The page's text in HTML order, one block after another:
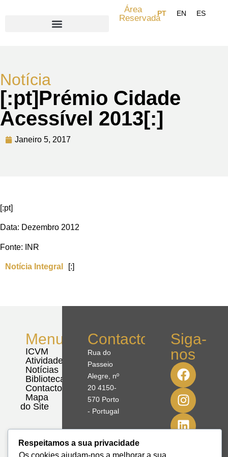
Área
Reservada
Notícia
[:pt]Prémio Cidade
Acessível 2013[:]
Janeiro 5, 2017
[:pt]
Data: Dezembro 2012
Fonte: INR
Notícia Integral [:]
Menu
ICVM
Atividades
Notícias
Biblioteca
Contactos
Mapa
do Site
Contactos
Rua do
Passeio
Alegre, nº
20 4150-
570 Porto
- Portugal
N
Siga-
nos
Respeitamos a sua privacidade